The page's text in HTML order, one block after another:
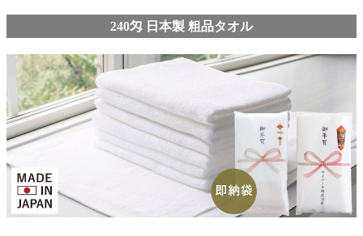
240匁 日本製 粗品タオル